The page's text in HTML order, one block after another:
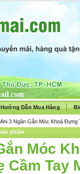
Hướng Dẫn Mua Hàng
3 Ngăn Gắn Móc Khoá Đựng
phẩm
Móc
Cầm Tay